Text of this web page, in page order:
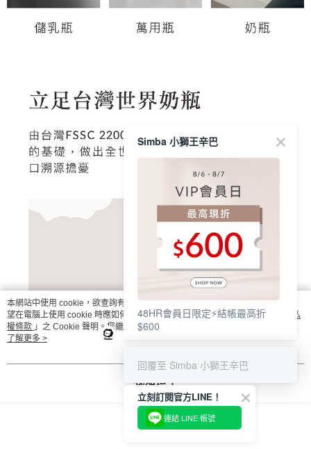
本網站中使用 cookie，欲查詢有關本網站使用 cookie 方式之詳情，及若您不希
望在電腦上使用 cookie 時應如何變更電腦的 cookie 設定，請參閱本網站「
隱私
權條款 」之 Cookie 聲明。您繼續使用本網站即表示您同意本公司得按本網站使
用條款之 Cookie 聲明使用 cookie。
了解更多 >
我知道了
Simba 小獅王辛巴
48HR會員日限定⚡結帳最高折
$600
回覆至 Simba 小獅王辛巴
立刻訂閱官方LINE！
連結 LINE 帳號